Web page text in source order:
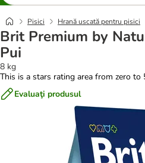
Pisici Hrană uscată pentru pisici
Brit Premium by
Pui
8 kg
This is a stars rating area from zero to
Evaluaţi produsul